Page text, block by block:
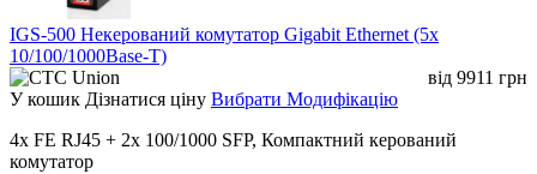
IGS-500 Некерований комутатор Gigabit Ethernet (5x
10/100/1000Base-T)
від 9911 грн
У кошик Дізнатися ціну Вибрати Модифікацію
4x FE RJ45 + 2x 100/1000 SFP, Компактний керований
комутатор